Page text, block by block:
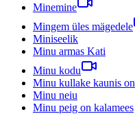
Minemine
Mingem üles mägedele
Miniseelik
Minu armas Kati
Minu kodu
Minu kullake kaunis on
Minu neiu
Minu peig on kalamees